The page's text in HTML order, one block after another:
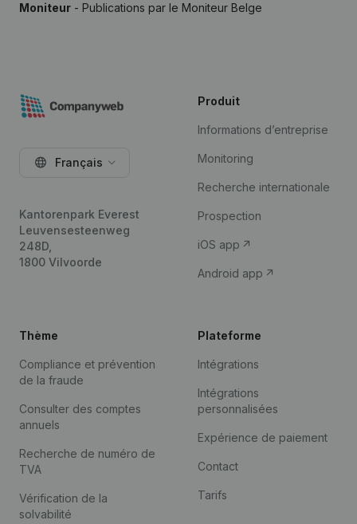
Moniteur - Publications par le Moniteur Belge
Français
Kantorenpark Everest
Leuvensesteenweg
248D,
1800 Vilvoorde
Produit
Informations d’entreprise
Monitoring
Recherche internationale
Prospection
iOS app
Android app
Thème
Compliance et prévention
de la fraude
Consulter des comptes
annuels
Recherche de numéro de
TVA
Vérification de la
solvabilité
Plateforme
Intégrations
Intégrations
personnalisées
Expérience de paiement
Contact
Tarifs